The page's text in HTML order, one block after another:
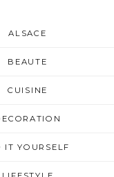
ALSACE
BEAUTE
CUISINE
IT YOURSELF